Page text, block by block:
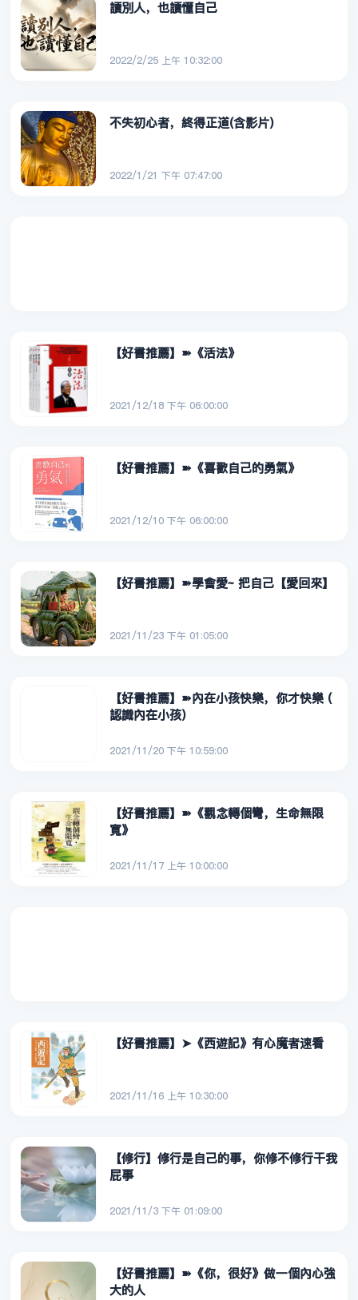
讀別人，也讀懂自己
2022/2/25 上午 10:32:00
不失初心者，終得正道(含影片)
2022/1/21 下午 07:47:00
【好書推薦】➽《活法》
2021/12/18 下午 06:00:00
【好書推薦】➽《喜歡自己的勇氣》
2021/12/10 下午 06:00:00
【好書推薦】➽學會愛~ 把自己【愛回來】
2021/11/23 下午 01:05:00
【好書推薦】➽內在小孩快樂，你才快樂 (
認識內在小孩)
2021/11/20 下午 10:59:00
【好書推薦】➽《觀念轉個彎，生命無限
寬》
2021/11/17 上午 10:00:00
【好書推薦】➤《西遊記》有心魔者速看
2021/11/16 上午 10:30:00
【修行】修行是自己的事，你修不修行干我
屁事
2021/11/3 下午 01:09:00
【好書推薦】➽《你，很好》做一個內心強
大的人